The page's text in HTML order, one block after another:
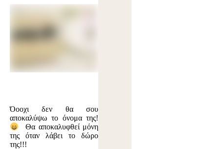
Όοοχι δεν θα σου
αποκαλύψω το όνομα της!
Θα αποκαλυφθεί μόνη
της όταν λάβει το δώρο
της!!!